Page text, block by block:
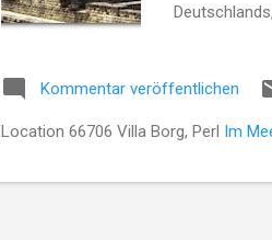
ihren
Besucher in
– darunter
Kommentar veröffentlichen
Location 66706 Villa Borg, Perl Im